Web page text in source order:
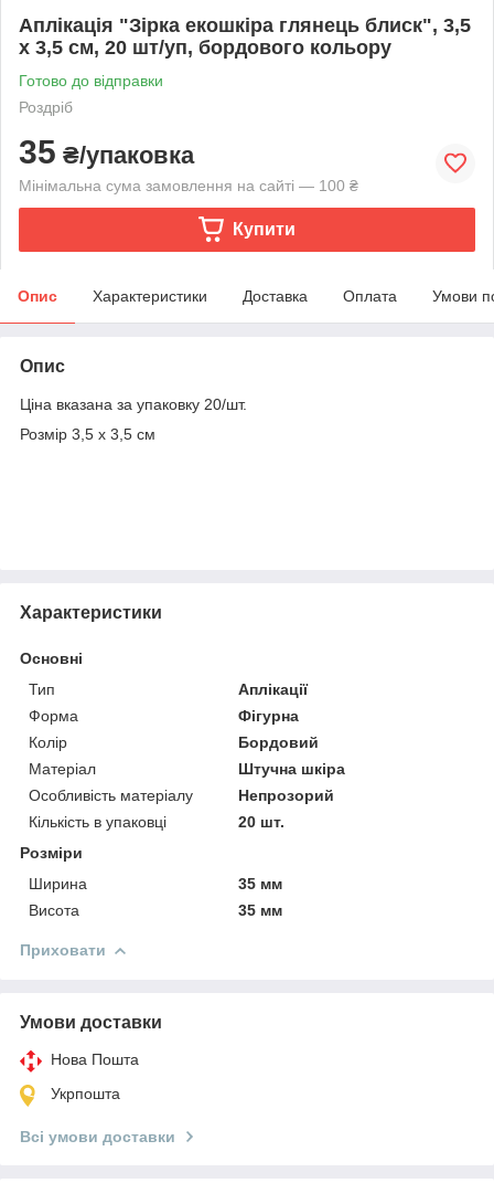
Аплікація "Зірка екошкіра глянець блиск", 3,5
х 3,5 см, 20 шт/уп, бордового кольору
Готово до відправки
Роздріб
35 ₴/упаковка
Мінімальна сума замовлення на сайті — 100 ₴
Купити
Опис Характеристики Доставка Оплата Умови
Опис
Ціна вказана за упаковку 20/шт.
Розмір 3,5 х 3,5 см
Характеристики
Основні
Тип
Аплікації
Форма
Фігурна
Колір
Бордовий
Матеріал
Штучна шкіра
Особливість матеріалу
Непрозорий
Кількість в упаковці
20 шт.
Розміри
Ширина
35 мм
Висота
35 мм
Приховати
Умови доставки
Нова Пошта
Укрпошта
Всі умови доставки